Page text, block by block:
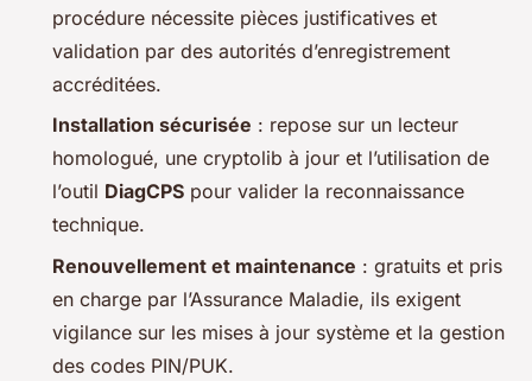
procédure nécessite pièces justificatives et
validation par des autorités d’enregistrement
accréditées.
Installation sécurisée : repose sur un lecteur
homologué, une cryptolib à jour et l’utilisation de
l’outil DiagCPS pour valider la reconnaissance
technique.
Renouvellement et maintenance : gratuits et pris
en charge par l’Assurance Maladie, ils exigent
vigilance sur les mises à jour système et la gestion
des codes PIN/PUK.